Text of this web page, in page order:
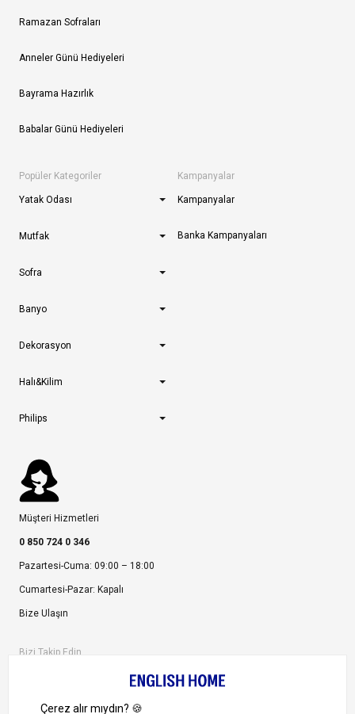
Ramazan Sofraları
Anneler Günü Hediyeleri
Bayrama Hazırlık
Babalar Günü Hediyeleri
Popüler Kategoriler
Yatak Odası
Mutfak
Sofra
Banyo
Dekorasyon
Halı&Kilim
Philips
Kampanyalar
Kampanyalar
Banka Kampanyaları
Müşteri Hizmetleri
0 850 724 0 346
Pazartesi-Cuma: 09:00 – 18:00
Cumartesi-Pazar: Kapalı
Bize Ulaşın
Bizi Takip Edin